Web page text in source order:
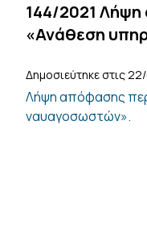
144/2021 Λήψη
«Ανάθεση
Δημοσιεύτηκε στις
Λήψη απόφασης
ναυαγοσωστών».